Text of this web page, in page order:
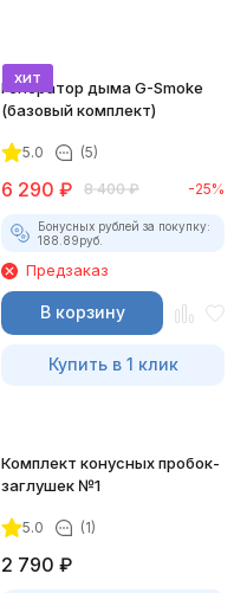
хит
Генератор дыма G-Smoke
(базовый комплект)
5.0 (5)
6 290 ₽ 8 400 ₽ -25%
Бонусных рублей за покупку:
188.89руб.
Предзаказ
В корзину
Купить в 1 клик
Комплект конусных пробок-
заглушек №1
5.0 (1)
2 790 ₽